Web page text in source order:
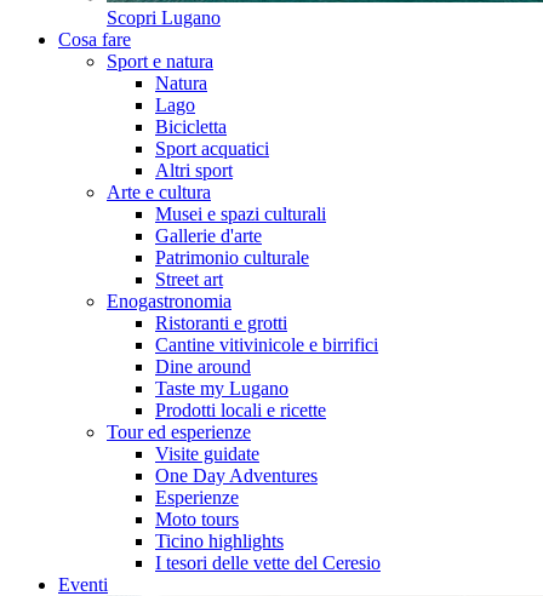
Scopri Lugano
Cosa fare
Sport e natura
Natura
Lago
Bicicletta
Sport acquatici
Altri sport
Arte e cultura
Musei e spazi culturali
Gallerie d'arte
Patrimonio culturale
Street art
Enogastronomia
Ristoranti e grotti
Cantine vitivinicole e birrifici
Dine around
Taste my Lugano
Prodotti locali e ricette
Tour ed esperienze
Visite guidate
One Day Adventures
Esperienze
Moto tours
Ticino highlights
I tesori delle vette del Ceresio
Eventi